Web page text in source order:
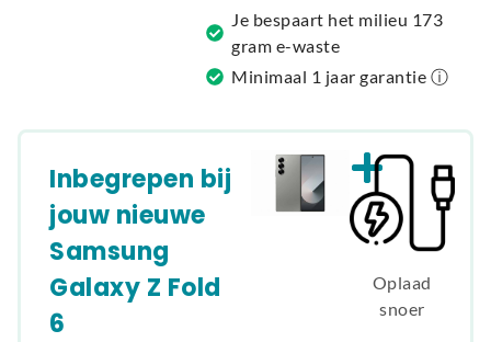
Je bespaart het milieu 173
gram e-waste
Minimaal 1 jaar garantie ⓘ
Inbegrepen bij
jouw nieuwe
Samsung
Galaxy Z Fold
6
Oplaad
snoer